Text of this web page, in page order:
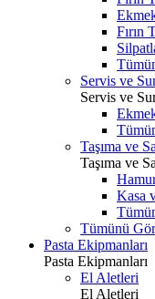
Fırın
Servis ve
Servis ve
Taşıma ve
Taşıma ve
Kasa
Tümünü Gör
Pasta Ekipmanları
Pasta Ekipmanları
El Aletleri
El Aletleri